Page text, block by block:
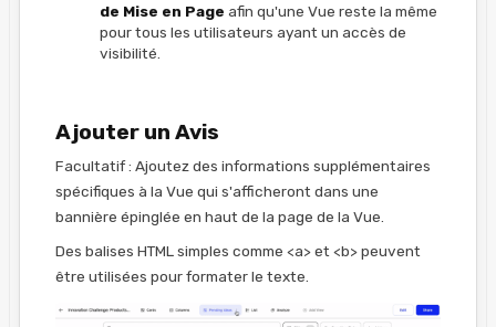
de Mise en Page afin qu'une Vue reste la même
pour tous les utilisateurs ayant un accès de
visibilité.
Ajouter un Avis
Facultatif : Ajoutez des informations supplémentaires
spécifiques à la Vue qui s'afficheront dans une
bannière épinglée en haut de la page de la Vue.
Des balises HTML simples comme <a> et <b> peuvent
être utilisées pour formater le texte.